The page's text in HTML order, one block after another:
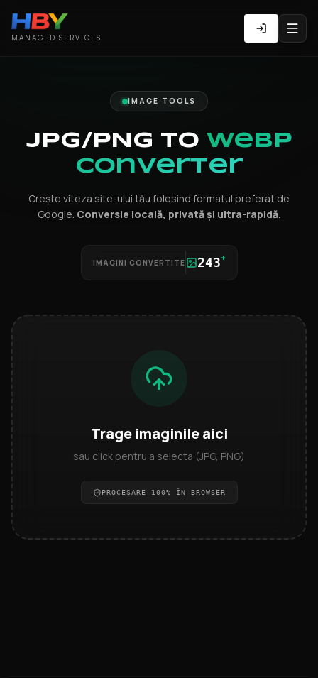
MANAGED SERVICES
IMAGE TOOLS
JPG/PNG to WebP
Converter
Crește viteza site-ului tău folosind formatul preferat de
Google. Conversie locală, privată și ultra-rapidă.
IMAGINI CONVERTITE 243+
Trage imaginile aici
sau click pentru a selecta (JPG, PNG)
PROCESARE 100% ÎN BROWSER